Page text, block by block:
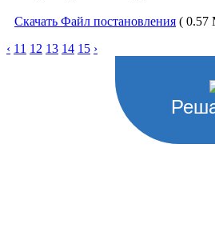
Скачать Файл постановления ( 0.57
‹ 11 12 13 14 15 ›